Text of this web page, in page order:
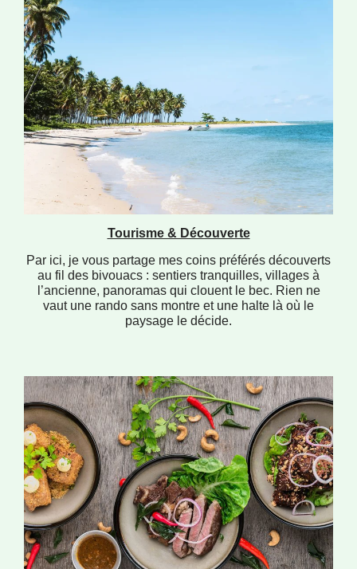
Tourisme & Découverte
Par ici, je vous partage mes coins préférés découverts
au fil des bivouacs : sentiers tranquilles, villages à
l’ancienne, panoramas qui clouent le bec. Rien ne
vaut une rando sans montre et une halte là où le
paysage le décide.